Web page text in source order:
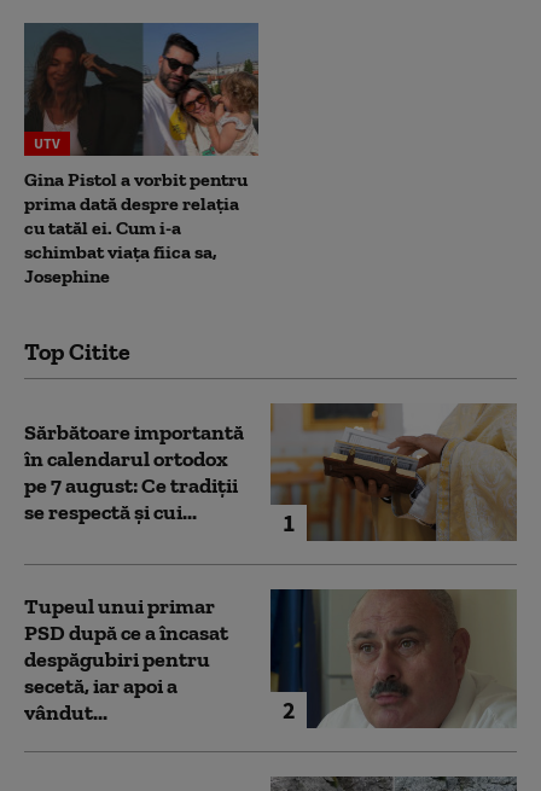
UTV
Gina Pistol a vorbit pentru
prima dată despre relația
cu tatăl ei. Cum i-a
schimbat viața fiica sa,
Josephine
Top Citite
1
Sărbătoare importantă
în calendarul ortodox
pe 7 august: Ce tradiții
se respectă și cui...
2
Tupeul unui primar
PSD după ce a încasat
despăgubiri pentru
secetă, iar apoi a
vândut...